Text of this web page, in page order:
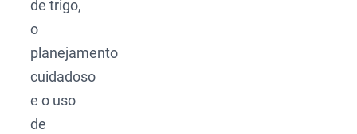
de trigo,
o
planejamento
cuidadoso
e o uso
de